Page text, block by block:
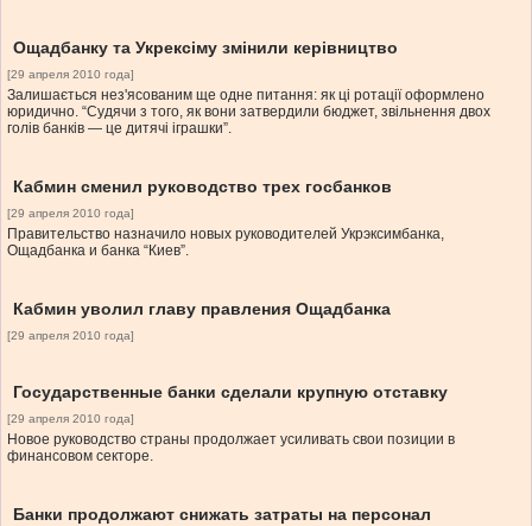
Ощадбанку та Укрексіму змінили керівництво
[29 апреля 2010 года]
Залишається нез'ясованим ще одне питання: як ці ротації оформлено
юридично. “Судячи з того, як вони затвердили бюджет, звільнення двох
голів банків — це дитячі іграшки”.
Кабмин сменил руководство трех госбанков
[29 апреля 2010 года]
Правительство назначило новых руководителей Укрэксимбанка,
Ощадбанка и банка “Киев”.
Кабмин уволил главу правления Ощадбанка
[29 апреля 2010 года]
Государственные банки сделали крупную отставку
[29 апреля 2010 года]
Новое руководство страны продолжает усиливать свои позиции в
финансовом секторе.
Банки продолжают снижать затраты на персонал